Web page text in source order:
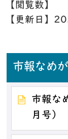
【閲覧数】
【更新日】
市報なめ
市報な
月号）